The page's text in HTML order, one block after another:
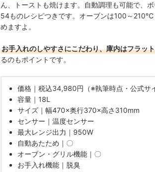
ん、トーストも焼けます。自動調理も可能で、
54ものレシピつきです。オーブンは100～
めますよ。
お手入れのしやすさにこだわり、庫内はフラッ
るのもポイントです。
価格｜税込34,980円（※執筆時点・公式サ
容量｜18L
サイズ｜幅470×奥行370×高さ310mm
センサー｜温度センサー
最大レンジ出力｜950W
自動あたため｜〇
オーブン・グリル機能｜〇
お手入れ機能｜脱臭